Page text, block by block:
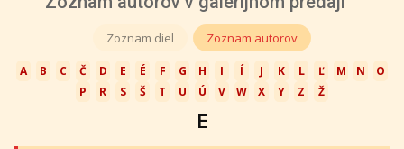
Zoznam diel Zoznam autorov
A B C Č D E É F G H I Í J K L Ľ M N
O
P
R S Š T U Ú V W X Y Z Ž
E